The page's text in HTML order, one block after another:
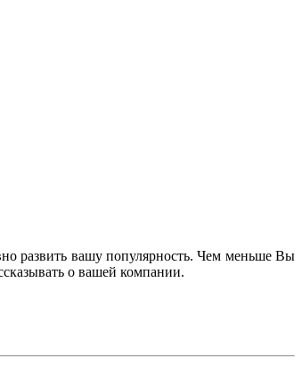
развить вашу популярность. Чем меньше Вы
о вашей компании.